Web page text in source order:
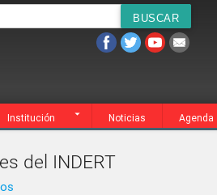
Institución Noticias Agenda
Transparencia
del INDERT